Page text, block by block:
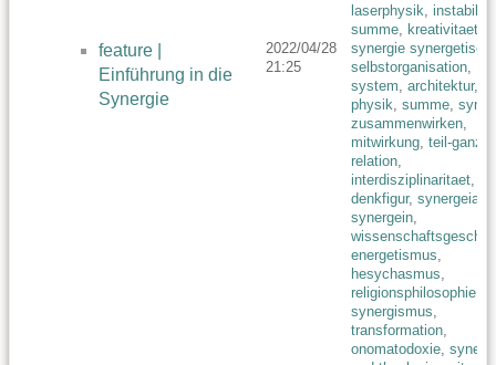
laserphysik,
summe, kreativitaet
feature |
Einführung in die
Synergie
2022/04/28
21:25
synergie synergetisch
selbstorganisation,
system, architektur,
physik, summe,
zusammenwirken,
mitwirkung, teil-
relation,
interdisziplinaritaet,
denkfigur, synergeia
synergein,
energetismus,
hesychasmus,
religionsphilosophie
synergismus,
transformation,
onomatodoxie,